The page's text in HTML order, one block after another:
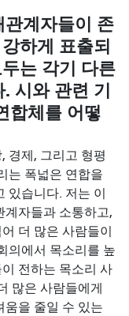
계자들이 존
하게 표출되
는 각기 다른
시와 관련 기
합체를 어떻
경제, 그리고 형평
는 폭넓은 연합을
있습니다. 저는 이
계자들과 소통하고,
더 많은 사람들이
의에서 목소리를 높
전하는 목소리 사
많은 사람들에게
움을 줄일 수 있는